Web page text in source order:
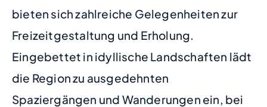
bieten sich zahlreiche Gelegenheiten zur
Freizeitgestaltung und Erholung.
Eingebettet in idyllische Landschaften lädt
die Region zu ausgedehnten
Spaziergängen und Wanderungen ein, bei